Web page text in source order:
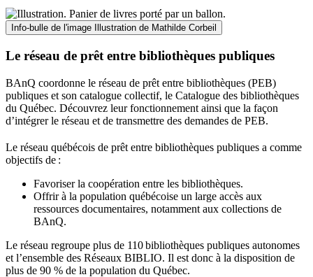
Info-bulle de l'image Illustration de Mathilde Corbeil
Le réseau de prêt entre bibliothèques publiques
BAnQ coordonne le réseau de prêt entre bibliothèques (PEB)
publiques et son catalogue collectif, le Catalogue des bibliothèques
du Québec. Découvrez leur fonctionnement ainsi que la façon
d’intégrer le réseau et de transmettre des demandes de PEB.
Le réseau québécois de prêt entre bibliothèques publiques a comme
objectifs de :
Favoriser la coopération entre les bibliothèques.
Offrir à la population québécoise un large accès aux
ressources documentaires, notamment aux collections de
BAnQ.
Le réseau regroupe plus de 110bibliothèques publiques autonomes
et l’ensemble des Réseaux BIBLIO. Il est donc à la disposition de
plus de 90 % de la population du Québec.